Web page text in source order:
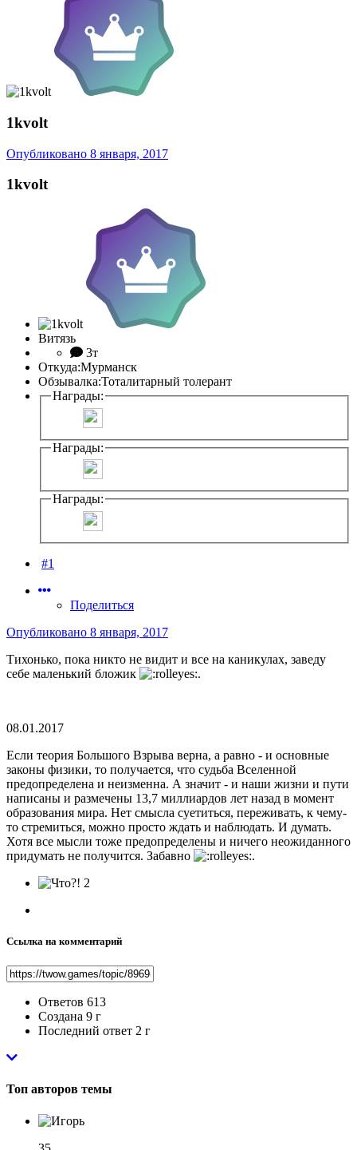
1kvolt
Опубликовано 8 января, 2017
1kvolt
Витязь
3т
Откуда:Мурманск
Обзывалка:Тоталитарный толерант
Награды:
Награды:
Награды:
#1
Поделиться
Опубликовано 8 января, 2017
Тихонько, пока никто не видит и все на каникулах, заведу
себе маленький бложик
.
08.01.2017
Если теория Большого Взрыва верна, а равно - и основные
законы физики, то получается, что судьба Вселенной
предопределена и неизменна. А значит - и наши жизни и пути
написаны и размечены 13,7 миллиардов лет назад в момент
образования мира. Нет смысла суетиться, переживать, к чему-
то стремиться, можно просто ждать и наблюдать. И думать.
Хотя все мысли тоже предопределены и ничего неожиданного
придумать не получится. Забавно
.
2
Ссылка на комментарий
Ответов 613
Создана 9 г
Последний ответ 2 г
Топ авторов темы